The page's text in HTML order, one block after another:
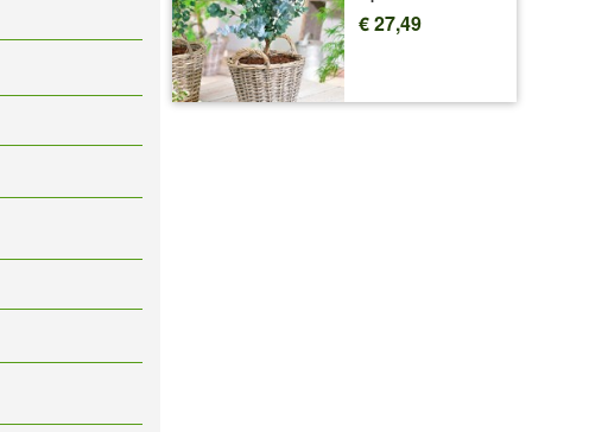
€ 27,49